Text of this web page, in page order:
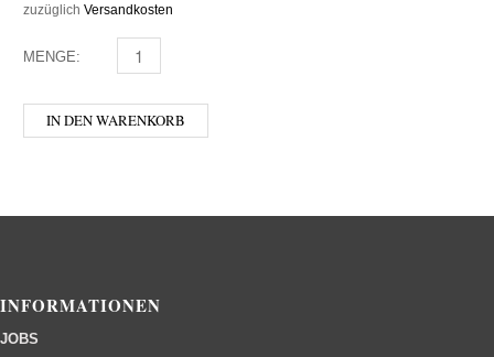
zuzüglich Versandkosten
MENGE: AFFENZELLER - GIN 0,7 MENGE
IN DEN WARENKORB
INFORMATIONEN
JOBS